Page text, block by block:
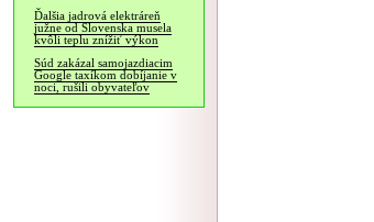
Ďalšia jadrová elektráreň
južne od Slovenska musela
kvôli teplu znížiť výkon
Súd zakázal samojazdiacim
Google taxíkom dobíjanie v
noci, rušili obyvateľov